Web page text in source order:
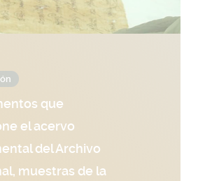
que
el acervo
del Archivo
muestras de la